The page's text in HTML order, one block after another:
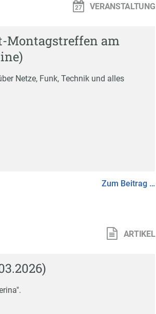
VERANSTALTUNG
Montagstreffen am
Netze, Funk, Technik und alles
Zum Beitrag …
ARTIKEL